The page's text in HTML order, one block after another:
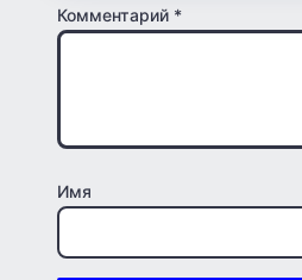
Комментарий *
Имя